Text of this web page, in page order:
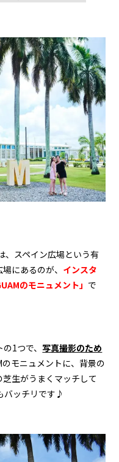
、スペイン広場という有
にあるのが、 インスタ
のモニュメント」 で
1つで、 写真撮影のため
モニュメントに、背景の
生がうまくマッチして
バッチリです♪